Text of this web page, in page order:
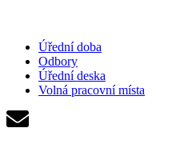
Úřední doba
Odbory
Úřední deska
Volná pracovní místa